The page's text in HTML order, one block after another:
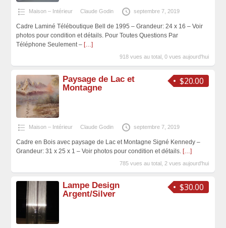
Maison – Intérieur Claude Godin septembre 7, 2019
Cadre Laminé Téléboutique Bell de 1995 – Grandeur: 24 x 16 – Voir
photos pour condition et détails. Pour Toutes Questions Par
Téléphone Seulement – […]
918 vues au total, 0 vues aujourd'hui
$20.00
Paysage de Lac et
Montagne
Maison – Intérieur Claude Godin septembre 7, 2019
Cadre en Bois avec paysage de Lac et Montagne Signé Kennedy –
Grandeur: 31 x 25 x 1 – Voir photos pour condition et détails. […]
785 vues au total, 2 vues aujourd'hui
$30.00
Lampe Design
Argent/Silver